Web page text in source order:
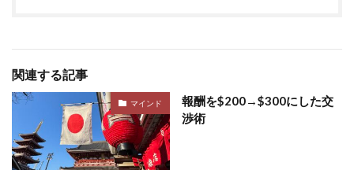
関連する記事
マインド
報酬を$200→$300にした交
渉術